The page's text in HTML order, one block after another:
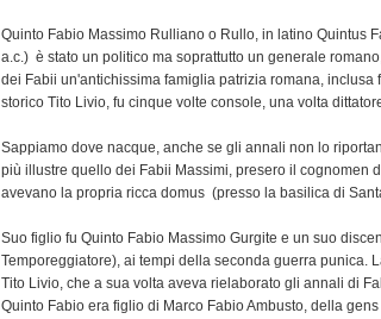
Quinto Fabio Massimo Rulliano o Rullo, in latino Quintus
a.c.) è stato un politico ma soprattutto un generale
dei Fabii un'antichissima famiglia patrizia romana,
storico Tito Livio, fu cinque volte console, una volta
Sappiamo dove nacque, anche se gli annali non lo
più illustre quello dei Fabii Massimi, presero il cognomen
avevano la propria ricca domus (presso la basilica di
Suo figlio fu Quinto Fabio Massimo Gurgite e un suo
Temporeggiatore), ai tempi della seconda guerra punica.
Tito Livio, che a sua volta aveva rielaborato gli annali di
Quinto Fabio era figlio di Marco Fabio Ambusto, della